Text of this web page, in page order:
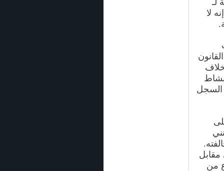
لـ
لا
السجل
مقابل
بأن القانون يحدد 3 أنوع من